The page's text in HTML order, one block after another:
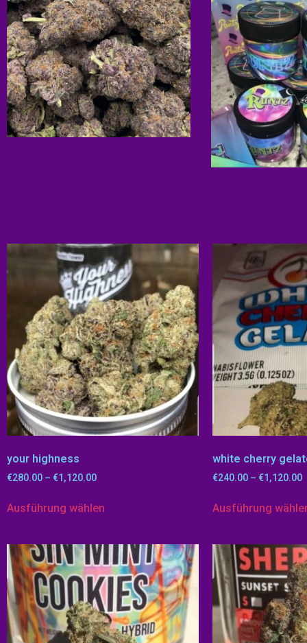
your highness
€280.00 – €1,120.00
Ausführung wählen
white cherry
€240.00 – €1,120.00
Ausführung